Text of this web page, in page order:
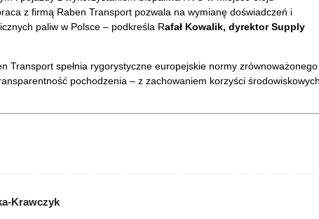
z firmą Raben Transport pozwala na wymianę doświadczeń i
paliw w Polsce – podkreśla Rafał Kowalik, dyrektor Supply
Transport spełnia rygorystyczne europejskie normy zrównoważonego
pochodzenia – z zachowaniem korzyści
Krawczyk